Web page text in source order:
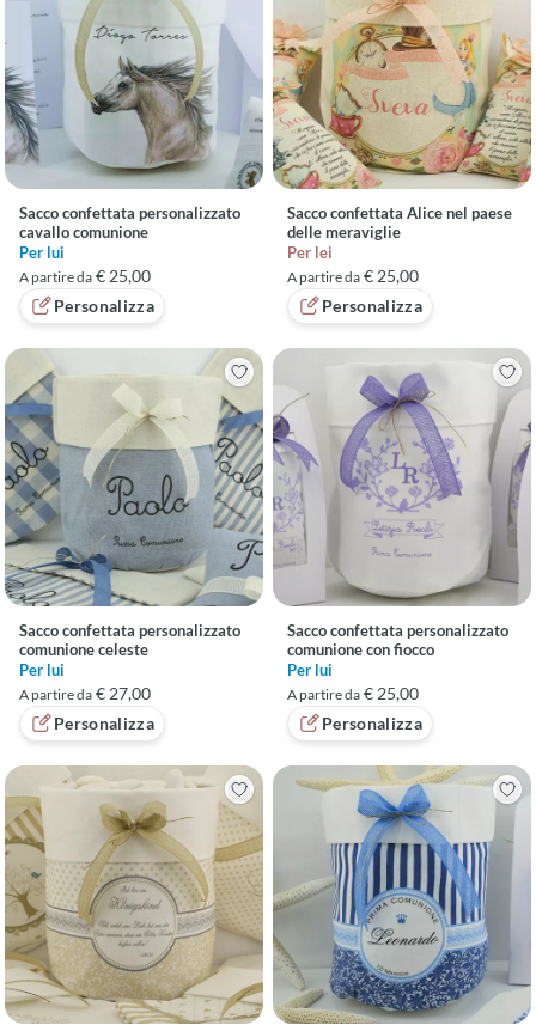
Sacco confettata personalizzato
cavallo comunione
Per lui
A partire da € 25,00
Personalizza
Sacco confettata Alice nel paese
delle meraviglie
Per lei
A partire da € 25,00
Personalizza
Sacco confettata personalizzato
comunione celeste
Per lui
A partire da € 27,00
Personalizza
Sacco confettata personalizzato
comunione con fiocco
Per lui
A partire da € 25,00
Personalizza